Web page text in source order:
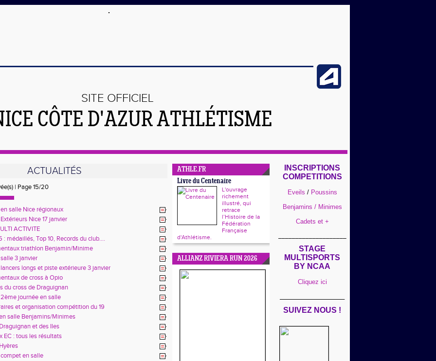
SITE OFFICIEL
CÔTE D'AZUR ATHLÉTISME
ACTUALITÉS
| Page 15/20
salle Nice régionaux
Nice 17 janvier
ACTIVITE
: médaillés, Top 10, Records du club....
triathlon Benjamin/Minime
3 janvier
longs et piste extérieure 3 janvier
de cross à Opio
du cross de Draguignan
journée en salle
et organisation compétition du 19
salle Benjamins/Minimes
et des Iles
EC : tous les résultats
en salle
ATHLE.FR
Livre du Centenaire
L'ouvrage
richement
illustré, qui
retrace
l’Histoire de la
Fédération
Française
d'Athlétisme.
ALLIANZ RIVIERA RUN 2026
INSCRIPTIONS
COMPETITIONS
Eveils / Poussins
Benjamins / Minimes
Cadets et +
STAGE
MULTISPORTS
BY NCAA
Cliquez ici
SUIVEZ NOUS !